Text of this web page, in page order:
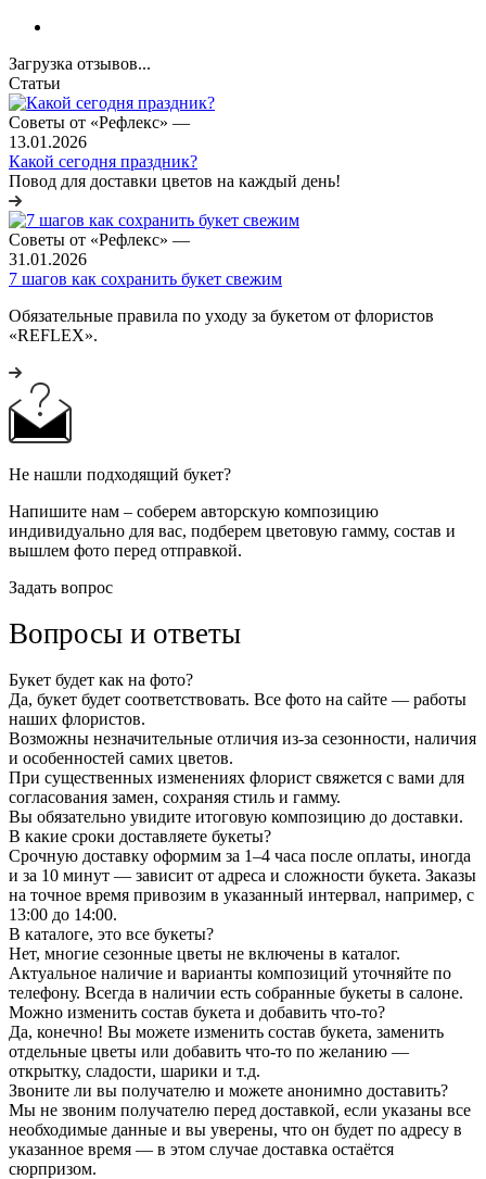
Загрузка отзывов...
Статьи
Советы от «Рефлекс» —
13.01.2026
Какой сегодня праздник?
Повод для доставки цветов на каждый день!
Советы от «Рефлекс» —
31.01.2026
7 шагов как сохранить букет свежим
Обязательные правила по уходу за букетом от флористов
«REFLEX».
Не нашли подходящий букет?
Напишите нам – соберем авторскую композицию
индивидуально для вас, подберем цветовую гамму, состав и
вышлем фото перед отправкой.
Задать вопрос
Вопросы и ответы
Букет будет как на фото?
Да, букет будет соответствовать. Все фото на сайте — работы
наших флористов.
Возможны незначительные отличия из-за сезонности, наличия
и особенностей самих цветов.
При существенных изменениях флорист свяжется с вами для
согласования замен, сохраняя стиль и гамму.
Вы обязательно увидите итоговую композицию до доставки.
В какие сроки доставляете букеты?
Срочную доставку оформим за 1–4 часа после оплаты, иногда
и за 10 минут — зависит от адреса и сложности букета. Заказы
на точное время привозим в указанный интервал, например, с
13:00 до 14:00.
В каталоге, это все букеты?
Нет, многие сезонные цветы не включены в каталог.
Актуальное наличие и варианты композиций уточняйте по
телефону. Всегда в наличии есть собранные букеты в салоне.
Можно изменить состав букета и добавить что-то?
Да, конечно! Вы можете изменить состав букета, заменить
отдельные цветы или добавить что-то по желанию —
открытку, сладости, шарики и т.д.
Звоните ли вы получателю и можете анонимно доставить?
Мы не звоним получателю перед доставкой, если указаны все
необходимые данные и вы уверены, что он будет по адресу в
указанное время — в этом случае доставка остаётся
сюрпризом.